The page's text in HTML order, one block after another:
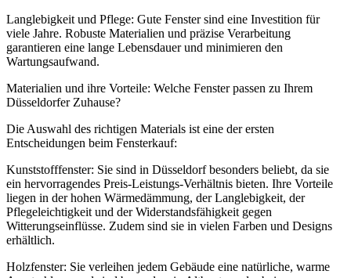
Langlebigkeit und Pflege: Gute Fenster sind eine Investition für
viele Jahre. Robuste Materialien und präzise Verarbeitung
garantieren eine lange Lebensdauer und minimieren den
Wartungsaufwand.
Materialien und ihre Vorteile: Welche Fenster passen zu Ihrem
Düsseldorfer Zuhause?
Die Auswahl des richtigen Materials ist eine der ersten
Entscheidungen beim Fensterkauf:
Kunststofffenster: Sie sind in Düsseldorf besonders beliebt, da sie
ein hervorragendes Preis-Leistungs-Verhältnis bieten. Ihre Vorteile
liegen in der hohen Wärmedämmung, der Langlebigkeit, der
Pflegeleichtigkeit und der Widerstandsfähigkeit gegen
Witterungseinflüsse. Zudem sind sie in vielen Farben und Designs
erhältlich.
Holzfenster: Sie verleihen jedem Gebäude eine natürliche, warme